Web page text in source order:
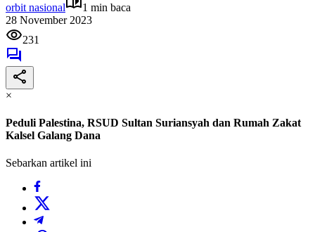
orbit nasional
1 min baca
28 November 2023
231
×
Peduli Palestina, RSUD Sultan Suriansyah dan Rumah Zakat
Kalsel Galang Dana
Sebarkan artikel ini